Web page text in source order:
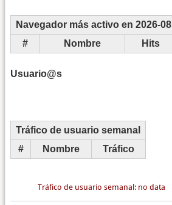
Navegador más activo en 2026-08
#
Nombre Hits
Usuario@s
Tráfico de usuario semanal
#
Nombre Tráfico